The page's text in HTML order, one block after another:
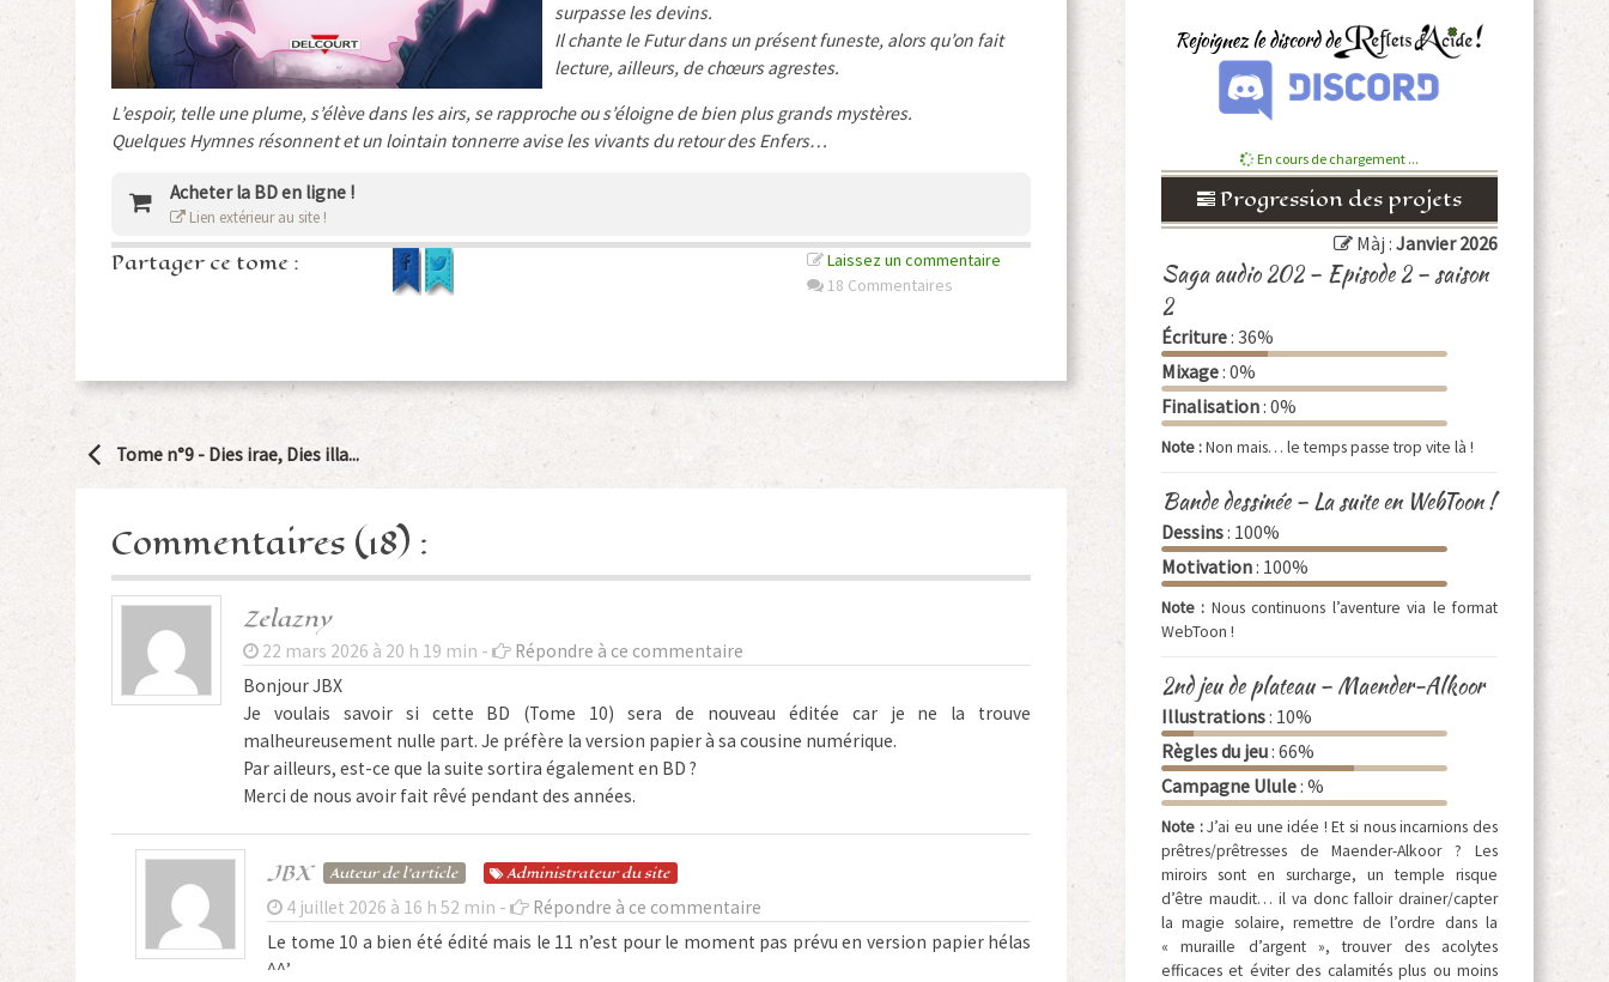
surpasse les devins.
Il chante le Futur dans un présent funeste, alors qu’on fait
lecture, ailleurs, de chœurs agrestes.
L’espoir, telle une plume, s’élève dans les airs, se rapproche ou s’éloigne de bien plus grands mystères.
Quelques Hymnes résonnent et un lointain tonnerre avise les vivants du retour des Enfers…
Acheter la BD en ligne !
Lien extérieur au site !
Partager ce tome :
Laissez un commentaire
18 Commentaires
Navigation
Article
Tome n°9 - Dies irae, Dies illa...
Commentaires (18) :
Zelazny
22 mars 2026 à 20 h 19 min -
Répondre à ce commentaire
Bonjour JBX
Je voulais savoir si cette BD (Tome 10) sera de nouveau éditée car je ne la trouve
malheureusement nulle part. Je préfère la version papier à sa cousine numérique.
Par ailleurs, est-ce que la suite sortira également en BD ?
Merci de nous avoir fait rêvé pendant des années.
JBX Auteur de l'article Administrateurdu site
4 juillet 2026 à 16 h 52 min -
Répondre à ce commentaire
Le tome 10 a bien été édité mais le 11 n’est pour le moment pas prévu en version papier hélas
^^’
En cours de chargement ...
Progression des projets
Màj : Janvier 2026
Saga audio 202 – Episode 2 – saison
2
Écriture: 36%
Mixage: 0%
Finalisation: 0%
Note :Non mais… le temps passe trop vite là !
Bande dessinée – La suite en WebToon !
Dessins: 100%
Motivation: 100%
Note : Nous continuons l’aventure via le format
WebToon !
2nd jeu de plateau – Maender-Alkoor
Illustrations: 10%
Règles du jeu: 66%
Campagne Ulule: %
Note :J’ai eu une idée ! Et si nous incarnions des
prêtres/prêtresses de Maender-Alkoor ? Les
miroirs sont en surcharge, un temple risque
d’être maudit… il va donc falloir drainer/capter
la magie solaire, remettre de l’ordre dans la
« muraille d’argent », trouver des acolytes
efficaces et éviter des calamités plus ou moins